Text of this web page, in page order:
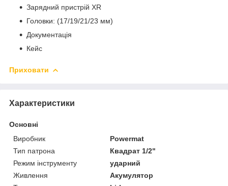
Зарядний пристрій XR
Головки: (17/19/21/23 мм)
Документація
Кейс
Приховати
Характеристики
Основні
Виробник
Powermat
Тип патрона
Квадрат 1/2"
Режим інструменту
ударний
Живлення
Акумулятор